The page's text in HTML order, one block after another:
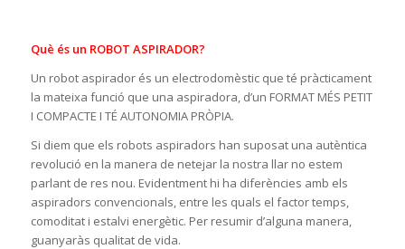
Què és un ROBOT ASPIRADOR?
Un robot aspirador és un electrodomèstic que té pràcticament
la mateixa funció que una aspiradora, d’un FORMAT MÉS PETIT
I COMPACTE I TÉ AUTONOMIA PRÒPIA.
Si diem que els robots aspiradors han suposat una autèntica
revolució en la manera de netejar la nostra llar no estem
parlant de res nou. Evidentment hi ha diferències amb els
aspiradors convencionals, entre les quals el factor temps,
comoditat i estalvi energètic. Per resumir d’alguna manera,
guanyaràs qualitat de vida.